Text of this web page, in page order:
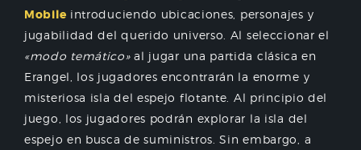
Mobile introduciendo ubicaciones, personajes y
jugabilidad del querido universo. Al seleccionar el
«modo temático»al jugar una partida clásica en
Erangel, los jugadores encontrarán la enorme y
misteriosa isla del espejo flotante. Al principio del
juego, los jugadores podrán explorar la isla del
espejo en busca de suministros. Sin embargo, a